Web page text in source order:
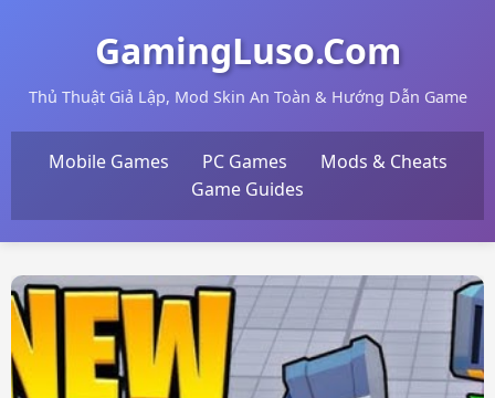
GamingLuso.Com
Thủ Thuật Giả Lập, Mod Skin An Toàn & Hướng Dẫn Game
Mobile Games PC Games
Mods & Cheats
Game Guides